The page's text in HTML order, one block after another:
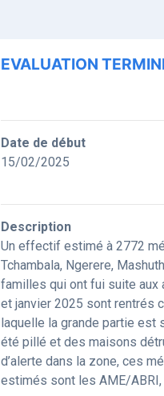
EVALUATION
Date de début
15/02/2025
Description
Un effectif estimé à 2772
Tchambala, Ngerere,
familles qui ont fui suite aux
et janvier 2025 sont rentrés
laquelle la grande partie est
été pillé et des maisons
d’alerte dans la zone, ces
estimés sont les AME/